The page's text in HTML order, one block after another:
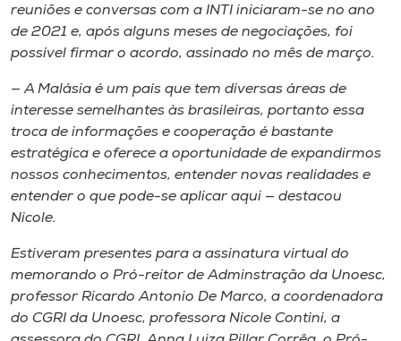
reuniões e conversas com a INTI iniciaram-se no ano
de 2021 e, após alguns meses de negociações, foi
possível firmar o acordo, assinado no mês de março.
— A Malásia é um país que tem diversas áreas de
interesse semelhantes às brasileiras, portanto essa
troca de informações e cooperação é bastante
estratégica e oferece a oportunidade de expandirmos
nossos conhecimentos, entender novas realidades e
entender o que pode-se aplicar aqui — destacou
Nicole.
Estiveram presentes para a assinatura virtual do
memorando o Pró-reitor de Adminstração da Unoesc,
professor Ricardo Antonio De Marco, a coordenadora
do CGRI da Unoesc, professora Nicole Contini, a